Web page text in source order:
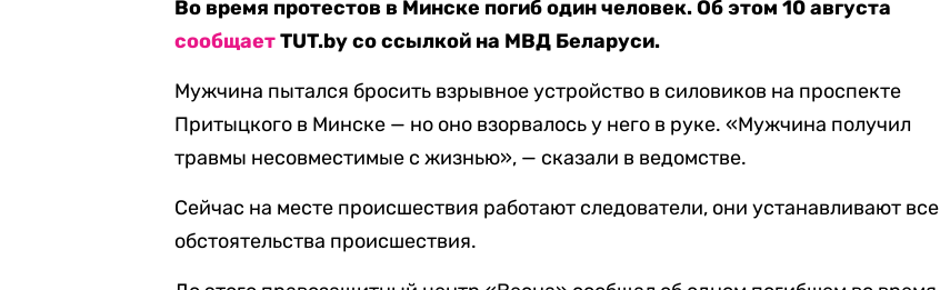
Во время протестов в Минске погиб один человек. Об этом 10 августа
сообщаетTUT.by со ссылкой на МВД Беларуси.
Мужчина пытался бросить взрывное устройство в силовиков на проспекте
Притыцкого в Минске — но оно взорвалось у него в руке. «Мужчина получил
травмы несовместимые с жизнью», — сказали в ведомстве.
Сейчас на месте происшествия работают следователи, они устанавливают все
обстоятельства происшествия.